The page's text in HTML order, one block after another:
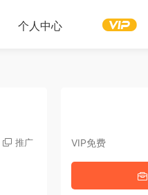
个人中心
推广 VIP免费